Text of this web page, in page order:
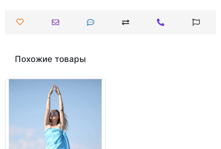
Похожие товары